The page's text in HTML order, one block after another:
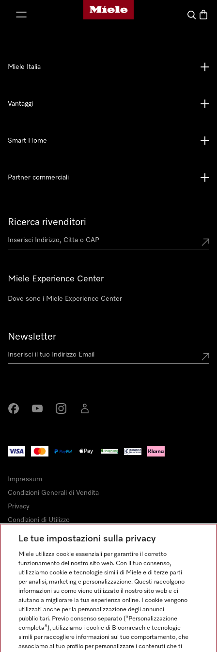
Homepage di Miele
Cerca
Ricerca rivenditori
Miele Experience Center
Dove sono i Miele Experience Center
Newsletter
Miele Italia
Vantaggi
Smart Home
Partner commerciali
Impressum
Condizioni Generali di Vendita
Privacy
Condizioni di Utilizzo
Dichiarazione di Accessibilità
Legge sui servizi digitali
Impostazioni dei cookie
FINANZIAMENTO FINO A 50 MESI CON OPZIONE 10 E TASSO
ZERO
Le tue impostazioni sulla privacy
Miele utilizza cookie essenziali per garantire il corretto
funzionamento del nostro sito web. Con il tuo consenso,
utilizziamo cookie e tecnologie simili di Miele e di terze parti
per analisi, marketing e personalizzazione. Questi raccolgono
informazioni su come viene utilizzato il nostro sito web e ci
aiutano a migliorare la tua esperienza online. I cookie vengono
utilizzati anche per la personalizzazione degli annunci
pubblicitari. Previo consenso separato (“Personalizzazione
completa”), utilizziamo i cookie di Bloomreach e tecnologie
simili per raccogliere informazioni sul tuo comportamento, che
associamo al tuo profilo per personalizzare i contenuti che ti